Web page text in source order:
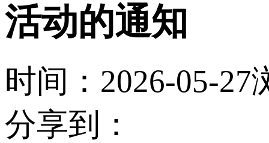
活动的通知
时间：2026-05-27
分享到：